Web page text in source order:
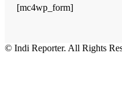
[mc4wp_form]
© Indi Reporter. All Rights